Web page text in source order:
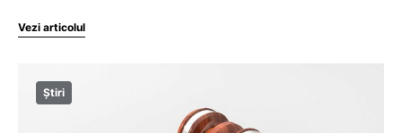
Vezi articolul
Știri